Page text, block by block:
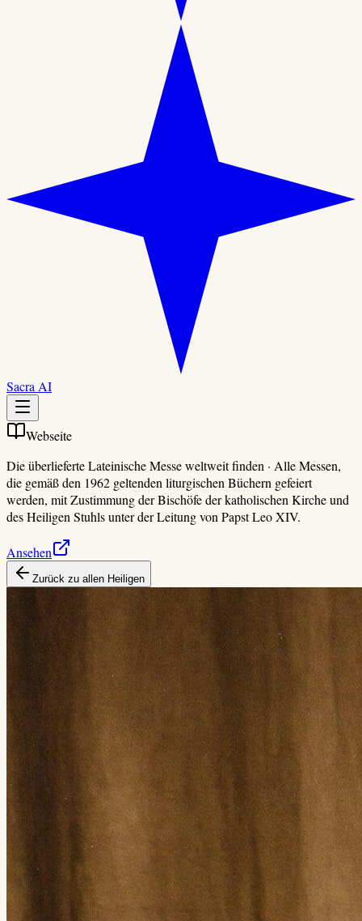
Sacra AI
Webseite
Die überlieferte Lateinische Messe weltweit finden · Alle Messen,
die gemäß den 1962 geltenden liturgischen Büchern gefeiert
werden, mit Zustimmung der Bischöfe der katholischen Kirche und
des Heiligen Stuhls unter der Leitung von Papst Leo XIV.
Ansehen
Zurück zu allen Heiligen